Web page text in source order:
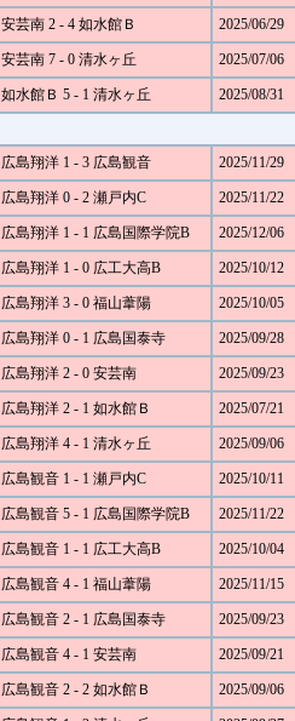
安芸南 2 - 4 如水館Ｂ 2025/06/29
安芸南 7 - 0 清水ヶ丘 2025/07/06
如水館Ｂ 5 - 1 清水ヶ丘 2025/08/31
広島翔洋 1 - 3 広島観音 2025/11/29
広島翔洋 0 - 2 瀬戸内C 2025/11/22
広島翔洋 1 - 1 広島国際学院B 2025/12/06
広島翔洋 1 - 0 広工大高B 2025/10/12
広島翔洋 3 - 0 福山葦陽 2025/10/05
広島翔洋 0 - 1 広島国泰寺 2025/09/28
広島翔洋 2 - 0 安芸南 2025/09/23
広島翔洋 2 - 1 如水館Ｂ 2025/07/21
広島翔洋 4 - 1 清水ヶ丘 2025/09/06
広島観音 1 - 1 瀬戸内C 2025/10/11
広島観音 5 - 1 広島国際学院B 2025/11/22
広島観音 1 - 1 広工大高B 2025/10/04
広島観音 4 - 1 福山葦陽 2025/11/15
広島観音 2 - 1 広島国泰寺 2025/09/23
広島観音 4 - 1 安芸南 2025/09/21
広島観音 2 - 2 如水館Ｂ 2025/09/06